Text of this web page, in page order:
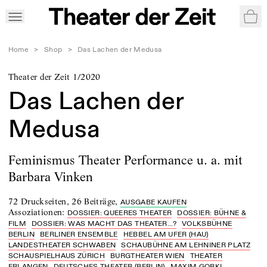
Home > Shop > Das Lachen der Medusa
Theater der Zeit 1/2020
Das Lachen der
Medusa
Feminismus Theater Performance u. a. mit
Barbara Vinken
72 Druckseiten,26 Beiträge, AUSGABE KAUFEN
Assoziationen: DOSSIER: QUEERES THEATER
DOSSIER: BÜHNE &
FILM
DOSSIER: WAS MACHT DAS THEATER...? VOLKSBÜHNE
BERLIN
BERLINER ENSEMBLE
HEBBEL AM UFER (HAU)
LANDESTHEATER SCHWABEN
SCHAUBÜHNE AM LEHNINER PLATZ
SCHAUSPIELHAUS ZÜRICH
BURGTHEATER WIEN
THEATER